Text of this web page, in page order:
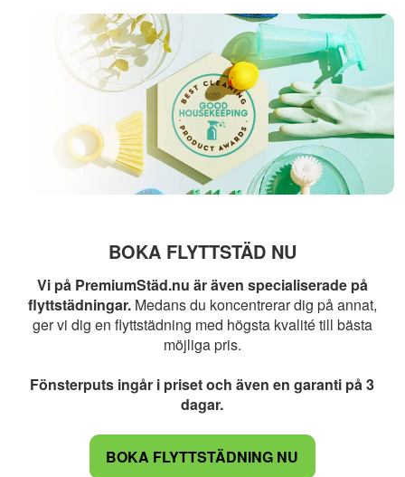
BOKA FLYTTSTÄD NU
Vi på PremiumStäd.nu är även specialiserade på
flyttstädningar. Medans du koncentrerar dig på annat,
ger vi dig en flyttstädning med högsta kvalité till bästa
möjliga pris.
Fönsterputs ingår i priset och även en garanti på 3
dagar.
BOKA FLYTTSTÄDNING NU